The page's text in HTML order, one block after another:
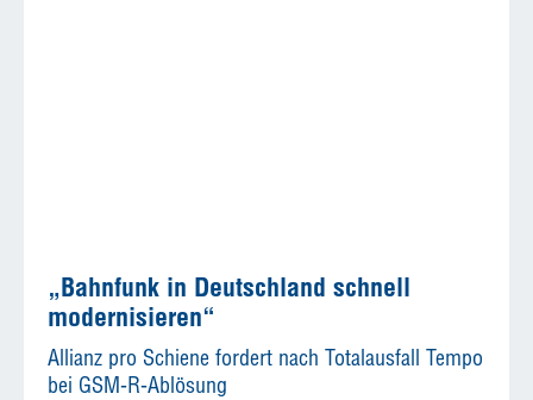
„Bahnfunk in Deutschland schnell
modernisieren“
Allianz pro Schiene fordert nach Totalausfall Tempo
bei GSM-R-Ablösung